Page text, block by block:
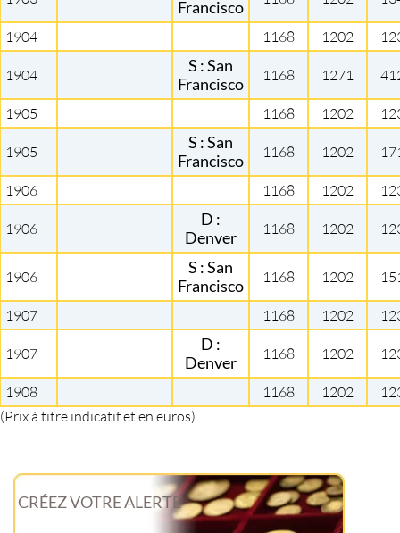
Francisco
1904 1168 1202
1904
S : San
Francisco
1168 1271
1905 1168 1202
1905
S : San
Francisco
1168 1202
1906 1168 1202
1906
D :
Denver
1168 1202
1906
S : San
Francisco
1168 1202
1907 1168 1202
1907
D :
Denver
1168 1202
1908 1168 1202
(Prix à titre indicatif et en euros)
CRÉEZ VOTRE ALERTE